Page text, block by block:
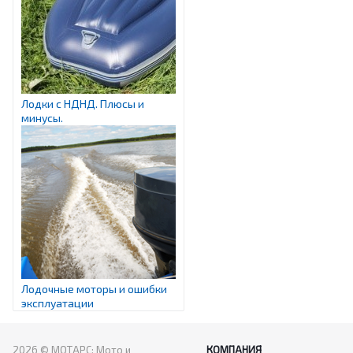
Лодки с НДНД. Плюсы и
минусы.
Лодочные моторы и ошибки
эксплуатации
2026 © МОТАРС: Мото и КОМПАНИЯ